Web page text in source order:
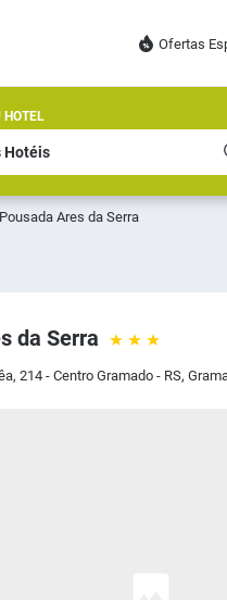
Ofertas
HOTEL
Pousada Ares da Serra
da Serra
214 - Centro Gramado - RS,